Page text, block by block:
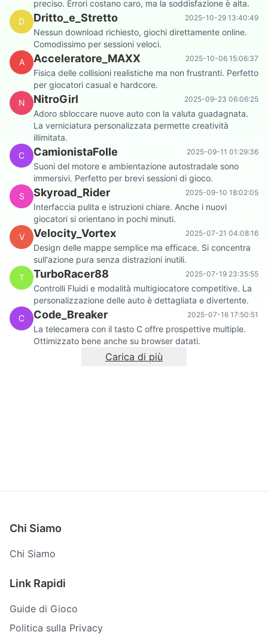
preciso. Errori costano caro, ma la soddisfazione è alta.
D
Dritto_e_Stretto 2025-10-29 13:40:49
Nessun download richiesto, giochi direttamente online.
Comodissimo per sessioni veloci.
A
Acceleratore_MAXX 2025-10-06 15:06:37
Fisica delle collisioni realistiche ma non frustranti. Perfetto
per giocatori casual e hardcore.
N
NitroGirl 2025-09-23 06:06:25
Adoro sbloccare nuove auto con la valuta guadagnata.
La verniciatura personalizzata permette creatività
illimitata.
C
CamionistaFolle 2025-09-11 01:29:36
Suoni del motore e ambientazione autostradale sono
immersivi. Perfetto per brevi sessioni di gioco.
S
Skyroad_Rider 2025-09-10 18:02:05
Interfaccia pulita e istruzioni chiare. Anche i nuovi
giocatori si orientano in pochi minuti.
V
Velocity_Vortex 2025-07-21 04:08:16
Design delle mappe semplice ma efficace. Si concentra
sull'azione pura senza distrazioni inutili.
T
TurboRacer88 2025-07-19 23:35:55
Controlli Fluidi e modalità multigiocatore competitive. La
personalizzazione delle auto è dettagliata e divertente.
C
Code_Breaker 2025-07-16 17:50:51
La telecamera con il tasto C offre prospettive multiple.
Ottimizzato bene anche su browser datati.
Carica di più
Chi Siamo
Chi Siamo
Link Rapidi
Guide di Gioco
Politica sulla Privacy